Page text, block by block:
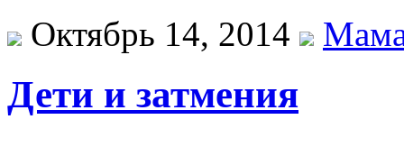
Октябрь 14, 2014
Дети и затмения